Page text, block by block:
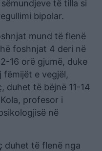
të tilla si
bipolar.
mund të flenë
foshnjat 4 deri në
16 orë gjumë, duke
fëmijët e vegjël,
duhet të bëjnë 11-14
profesor i
në
duhet të flenë nga